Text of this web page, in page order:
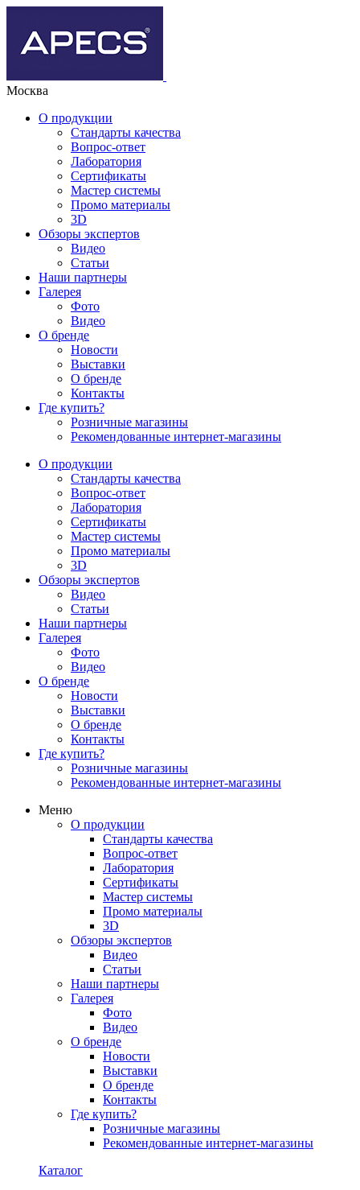
Москва
О продукции
Стандарты качества
Вопрос-ответ
Лаборатория
Сертификаты
Мастер системы
Промо материалы
3D
Обзоры экспертов
Видео
Статьи
Наши партнеры
Галерея
Фото
Видео
О бренде
Новости
Выставки
О бренде
Контакты
Где купить?
Розничные магазины
Рекомендованные интернет-магазины
О продукции
Стандарты качества
Вопрос-ответ
Лаборатория
Сертификаты
Мастер системы
Промо материалы
3D
Обзоры экспертов
Видео
Статьи
Наши партнеры
Галерея
Фото
Видео
О бренде
Новости
Выставки
О бренде
Контакты
Где купить?
Розничные магазины
Рекомендованные интернет-магазины
Меню
О продукции
Стандарты качества
Вопрос-ответ
Лаборатория
Сертификаты
Мастер системы
Промо материалы
3D
Обзоры экспертов
Видео
Статьи
Наши партнеры
Галерея
Фото
Видео
О бренде
Новости
Выставки
О бренде
Контакты
Где купить?
Розничные магазины
Рекомендованные интернет-магазины
Каталог